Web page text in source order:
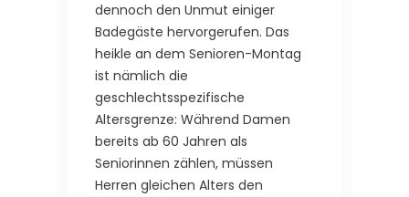
dennoch den Unmut einiger
Badegäste hervorgerufen. Das
heikle an dem Senioren-Montag
ist nämlich die
geschlechtsspezifische
Altersgrenze: Während Damen
bereits ab 60 Jahren als
Seniorinnen zählen, müssen
Herren gleichen Alters den